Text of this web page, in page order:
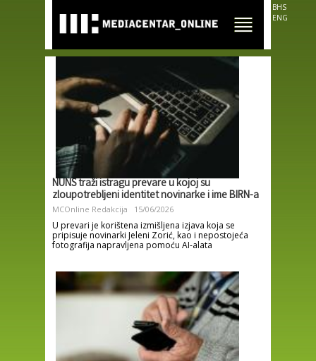
main
content
BHS
ENG
NUNS traži istragu prevare u kojoj su
zloupotrebljeni identitet novinarke i ime BIRN-a
MCOnline Redakcija 15/06/2026
U prevari je korištena izmišljena izjava koja se
pripisuje novinarki Jeleni Zorić, kao i nepostojeća
fotografija napravljena pomoću AI-alata